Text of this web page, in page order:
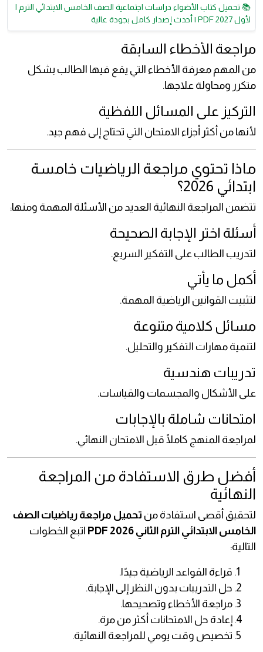
📚 تحميل كتاب الأضواء دراسات اجتماعية الصف الخامس الابتدائي الترم ا
لأول 2027 PDF | أحدث إصدار كامل بجودة عالية
مراجعة الأخطاء السابقة
من المهم معرفة الأخطاء التي يقع فيها الطالب بشكل
متكرر ومحاولة علاجها.
التركيز على المسائل اللفظية
لأنها من أكثر أجزاء الامتحان التي تحتاج إلى فهم جيد.
ماذا تحتوي مراجعة الرياضيات خامسة
ابتدائي 2026؟
تتضمن المراجعة النهائية العديد من الأسئلة المهمة ومنها:
أسئلة اختر الإجابة الصحيحة
لتدريب الطالب على التفكير السريع.
أكمل ما يأتي
لتثبيت القوانين الرياضية المهمة.
مسائل كلامية متنوعة
لتنمية مهارات التفكير والتحليل.
تدريبات هندسية
على الأشكال والمجسمات والقياسات.
امتحانات شاملة بالإجابات
لمراجعة المنهج كاملًا قبل الامتحان النهائي.
أفضل طرق الاستفادة من المراجعة
النهائية
لتحقيق أقصى استفادة من تحميل مراجعة رياضيات الصف
الخامس الابتدائي الترم الثاني 2026 PDF
اتبع الخطوات
التالية:
قراءة القواعد الرياضية جيدًا.
حل التدريبات بدون النظر إلى الإجابة.
مراجعة الأخطاء وتصحيحها.
إعادة حل الامتحانات أكثر من مرة.
تخصيص وقت يومي للمراجعة النهائية.